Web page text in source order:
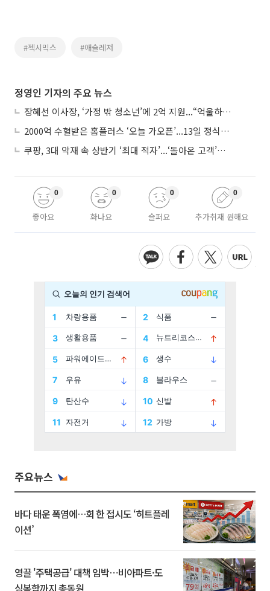
#젝시믹스 #애슬레저
정영인 기자의 주요 뉴스
장혜선 이사장, ‘가정 밖 청소년’에 2억 지원...“억울하고 아파도 단단해지길”
2000억 수혈받은 홈플러스 ‘오늘 가오픈’...13일 정식 개장 시험대
쿠팡, 3대 악재 속 상반기 ‘최대 적자’...‘돌아온 고객’에 수익성 반등 주목
좋아요
0
화나요
0
슬퍼요
0
추가취재 원해요
0
주요뉴스
바다 태운 폭염에…회 한 접시도 ‘히트플레
이션’
영끌 '주택공급' 대책 임박⋯비아파트·도
심복합까지 총동원